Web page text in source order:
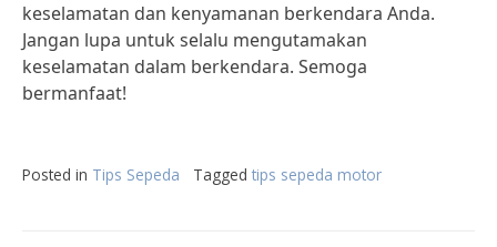
keselamatan dan kenyamanan berkendara Anda.
Jangan lupa untuk selalu mengutamakan
keselamatan dalam berkendara. Semoga
bermanfaat!
Posted in Tips Sepeda Tagged tips sepeda motor